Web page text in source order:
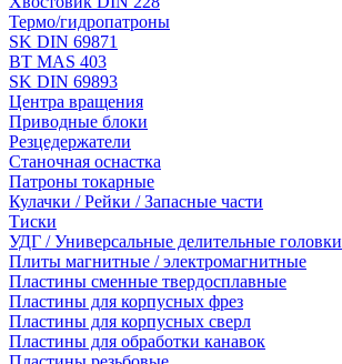
Термо/гидропатроны
SK DIN 69871
BT MAS 403
SK DIN 69893
Центра вращения
Приводные блоки
Резцедержатели
Станочная оснастка
Патроны токарные
Кулачки / Рейки / Запасные части
Тиски
УДГ / Универсальные делительные головки
Плиты магнитные / электромагнитные
Пластины сменные твердосплавные
Пластины для корпусных фрез
Пластины для корпусных сверл
Пластины для обработки канавок